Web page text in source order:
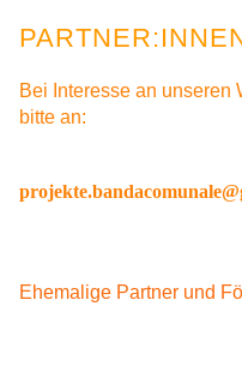
Bei Interesse an unseren
bitte an:
Ehemalige Partner und